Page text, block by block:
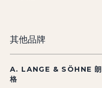
其他品牌
A. LANGE & SÖHNE 朗
格